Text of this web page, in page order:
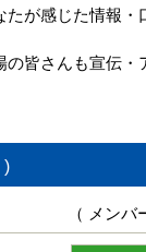
が感じた情報・
皆さんも宣伝・
)
（ メン